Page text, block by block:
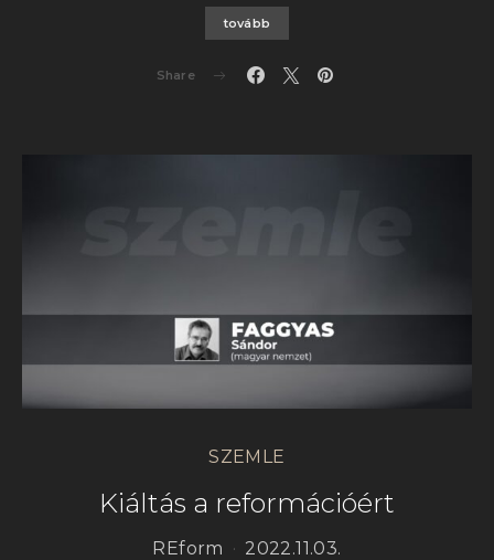
tovább
Share
SZEMLE
Kiáltás a reformációért
REform 2022.11.03.